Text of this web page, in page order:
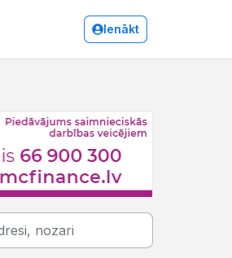
Ienākt
Būvmateriālu tirdzniecība